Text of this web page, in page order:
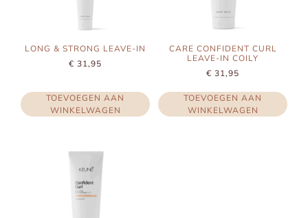
LONG & STRONG LEAVE-IN
€ 31,95
TOEVOEGEN AAN
WINKELWAGEN
CARE CONFIDENT CURL
LEAVE-IN COILY
€ 31,95
TOEVOEGEN AAN
WINKELWAGEN